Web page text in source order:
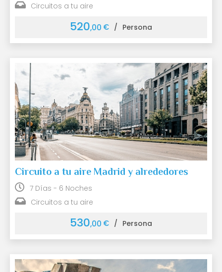
Circuitos a tu aire
520,00 € / Persona
Circuito a tu aire Madrid y alrededores
7 Días - 6 Noches
Circuitos a tu aire
530,00 € / Persona